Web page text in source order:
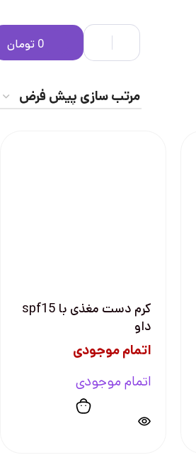
0 تومان
کرم دست مغذی با spf15
داو
اتمام موجودی
اتمام موجودی